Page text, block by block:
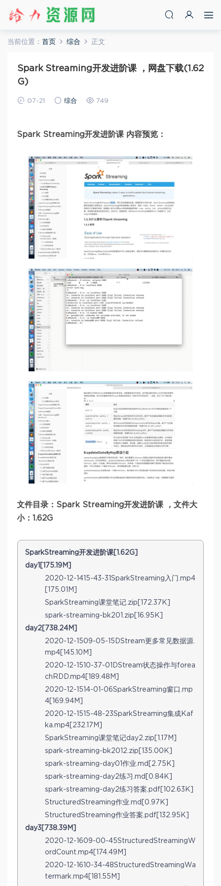
当前位置： 首页 综合 正文
Spark Streaming开发进阶课 ，网盘下载(1.62
G)
07-21 综合 749
Spark Streaming开发进阶课 内容预览：
文件目录：Spark Streaming开发进阶课 ，文件大
小：1.62G
SparkStreaming开发进阶课[1.62G]
day1[175.19M]
2020-12-1415-43-31SparkStreaming入门.mp4
[175.01M]
SparkStreaming课堂笔记.zip[172.37K]
spark-streaming-bk201.zip[16.95K]
day2[738.24M]
2020-12-1509-05-15DStream更多常见数据源.
mp4[145.10M]
2020-12-1510-37-01DStream状态操作与forea
chRDD.mp4[189.48M]
2020-12-1514-01-06SparkStreaming窗口.mp
4[169.94M]
2020-12-1515-48-23SparkStreaming集成Kaf
ka.mp4[232.17M]
SparkStreaming课堂笔记day2.zip[1.17M]
spark-streaming-bk2012.zip[135.00K]
spark-streaming-day01作业.md[2.75K]
spark-streaming-day2练习.md[0.84K]
spark-streaming-day2练习答案.pdf[102.63K]
StructuredStreaming作业.md[0.97K]
StructuredStreaming作业答案.pdf[132.95K]
day3[738.39M]
2020-12-1609-00-45StructuredStreamingW
ordCount.mp4[174.49M]
2020-12-1610-34-48StructuredStreamingWa
termark.mp4[181.55M]